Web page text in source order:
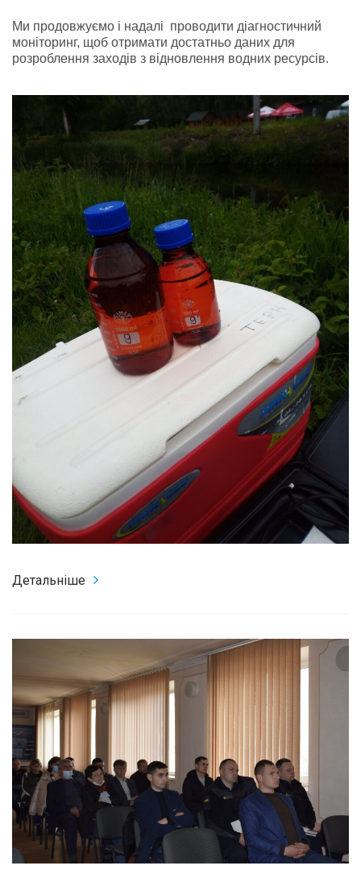
Ми продовжуємо і надалі проводити діагностичний
моніторинг, щоб отримати достатньо даних для
розроблення заходів з відновлення водних ресурсів.
Детальніше